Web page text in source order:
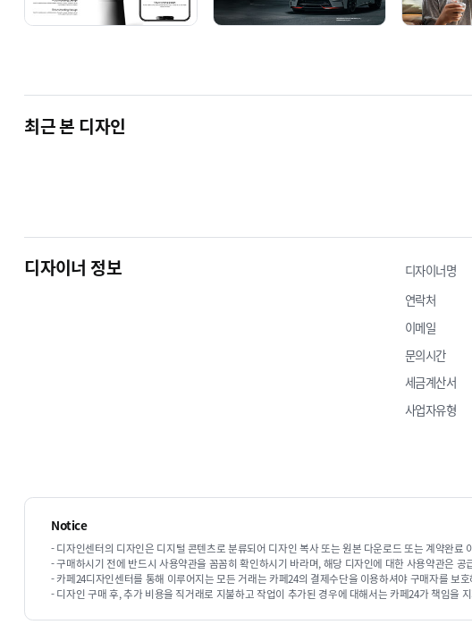
운영하시는 사이트에 맞게 저희쪽에서 내용을 변경해 드립니다.(로고,
(디자인 작업 X) / 메인 상품 진열 여부·순서, 진열 상품 갯수 변경 / SNS
※ 1회의 수정회차가 제공됩니다.(위의 기본 세팅 변경 내역에 관한 수정
구매하시 옵션에 포함 항목 이외의 변경 작업은 html, css 수정이 필요
1. 디자인주문/결
최근 본 디자인
디자이너 정보 디자이너명
연락처
이메일
문의시간
세금계산서
사업자유형
Notice
- 디자인센터의 디자인은 디지털 콘텐츠로 분류되어 디자인 복사 또는 원본 다운로드 또는 계약완료
- 구매하시기 전에 반드시 사용약관을 꼼꼼히 확인하시기 바라며, 해당 디자인에 대한 사용약관은
- 카페24디자인센터를 통해 이루어지는 모든 거래는 카페24의 결제수단을 이용하셔야 구매자를 보
- 디자인 구매 후, 추가 비용을 직거래로 지불하고 작업이 추가된 경우에 대해서는 카페24가 책임을